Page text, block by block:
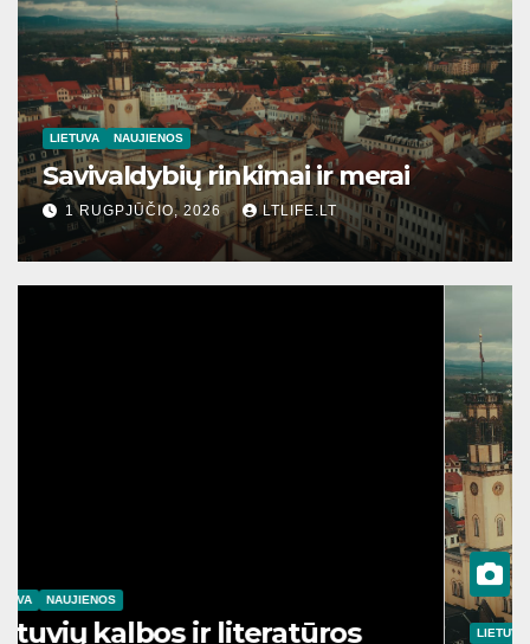
LIETUVA NAUJIENOS
Savivaldybių rinkimai ir merai
1 RUGPJŪČIO, 2026 LTLIFE.LT
LIETUVA NAUJIENOS
Lietuvių kalbos ir literatūros